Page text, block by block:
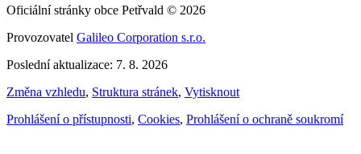
Oficiální stránky obce Petřvald © 2026
Provozovatel Galileo Corporation s.r.o.
Poslední aktualizace: 7. 8. 2026
Změna vzhledu, Struktura stránek, Vytisknout
Prohlášení o přístupnosti, Cookies, Prohlášení o ochraně soukromí